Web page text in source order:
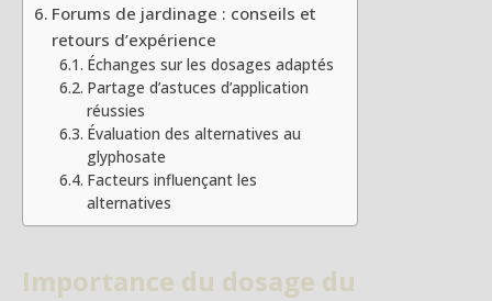
Forums de jardinage : conseils et
retours d’expérience
Échanges sur les dosages adaptés
Partage d’astuces d’application
réussies
Évaluation des alternatives au
glyphosate
Facteurs influençant les
alternatives
Importance du dosage du